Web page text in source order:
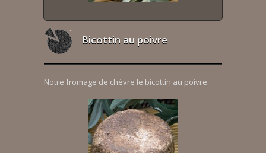
Bicottin au poivre
Notre fromage de chèvre le bicottin au poivre.